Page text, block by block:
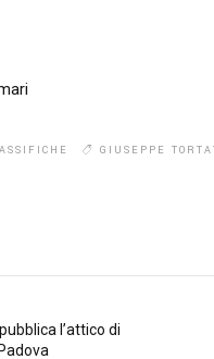
GIUSEPPE
l’attico di